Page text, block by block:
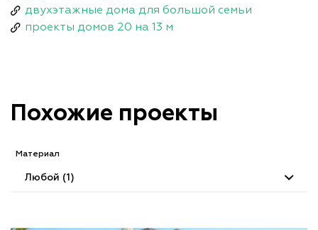
двухэтажные дома для большой семьи
проекты домов 20 на 13 м
Похожие проекты
Материал
Любой (1)